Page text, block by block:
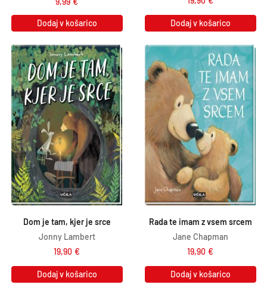
Dodaj v košarico Dodaj v košarico
Dom je tam, kjer je srce
Jonny Lambert
19,90 €
Dodaj v košarico
Rada te imam z vsem srcem
Jane Chapman
19,90 €
Dodaj v košarico